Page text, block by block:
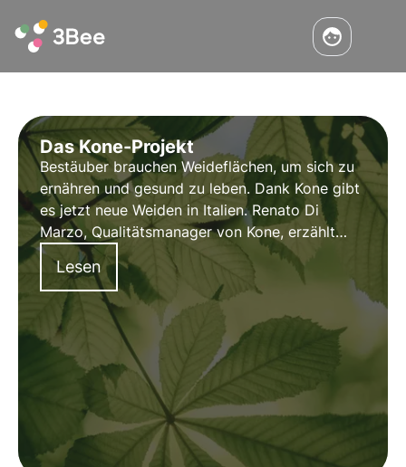
Das Kone-Projekt
Bestäuber brauchen Weideflächen, um sich zu
ernähren und gesund zu leben. Dank Kone gibt
es jetztneue Weiden in Italien.Renato Di
Marzo, Qualitätsmanagervon Kone, erzählt
uns, wie sich Kone jeden Tag bemüht
Lesen